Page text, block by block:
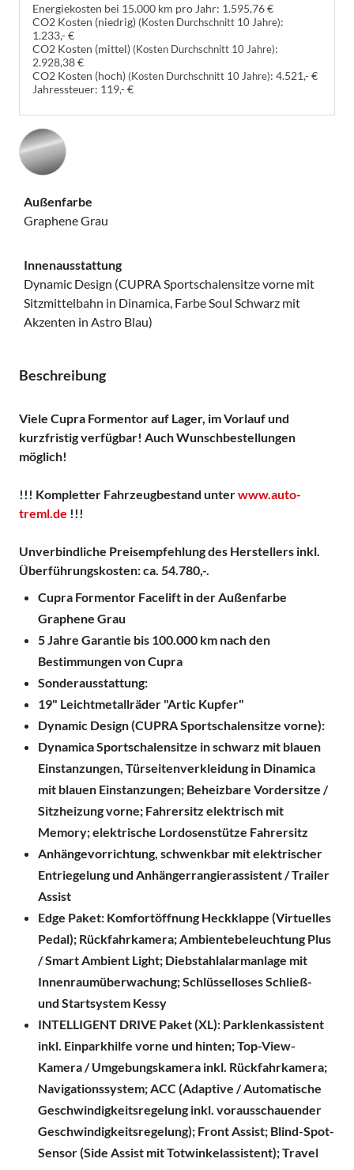
Energiekosten bei 15.000 km pro Jahr: 1.595,76 €
CO2 Kosten (niedrig) (Kosten Durchschnitt 10 Jahre):
1.233,- €
CO2 Kosten (mittel) (Kosten Durchschnitt 10 Jahre):
2.928,38 €
CO2 Kosten (hoch) (Kosten Durchschnitt 10 Jahre): 4.521,- €
Jahressteuer: 119,- €
Außenfarbe
Graphene Grau
Innenausstattung
Dynamic Design (CUPRA Sportschalensitze vorne mit
Sitzmittelbahn in Dinamica, Farbe Soul Schwarz mit
Akzenten in Astro Blau)
Beschreibung
Viele Cupra Formentor auf Lager, im Vorlauf und
kurzfristig verfügbar! Auch Wunschbestellungen
möglich!
!!! Kompletter Fahrzeugbestand unterwww.auto-
treml.de !!!
Unverbindliche Preisempfehlung des Herstellers inkl.
Überführungskosten: ca. 54.780,-.
Cupra Formentor Facelift in der Außenfarbe
Graphene Grau
5 Jahre Garantie bis 100.000 km nach den
Bestimmungen von Cupra
Sonderausstattung:
19" Leichtmetallräder "Artic Kupfer"
Dynamic Design (CUPRA Sportschalensitze vorne):
Dynamica Sportschalensitze in schwarz mit blauen
Einstanzungen, Türseitenverkleidung in Dinamica
mit blauen Einstanzungen; Beheizbare Vordersitze /
Sitzheizung vorne; Fahrersitz elektrisch mit
Memory; elektrische Lordosenstütze Fahrersitz
Anhängevorrichtung, schwenkbar mit elektrischer
Entriegelung und Anhängerrangierassistent / Trailer
Assist
Edge Paket: Komfortöffnung Heckklappe (Virtuelles
Pedal); Rückfahrkamera; Ambientebeleuchtung Plus
/ Smart Ambient Light; Diebstahlalarmanlage mit
Innenraumüberwachung; Schlüsselloses Schließ-
und Startsystem Kessy
INTELLIGENT DRIVE Paket (XL): Parklenkassistent
inkl. Einparkhilfe vorne und hinten; Top-View-
Kamera / Umgebungskamera inkl. Rückfahrkamera;
Navigationssystem; ACC (Adaptive / Automatische
Geschwindigkeitsregelung inkl. vorausschauender
Geschwindigkeitsregelung); Front Assist; Blind-Spot-
Sensor (Side Assist mit Totwinkelassistent); Travel